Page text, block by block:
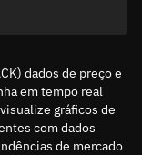
dados de preço e
em tempo real
gráficos de
com dados
de mercado